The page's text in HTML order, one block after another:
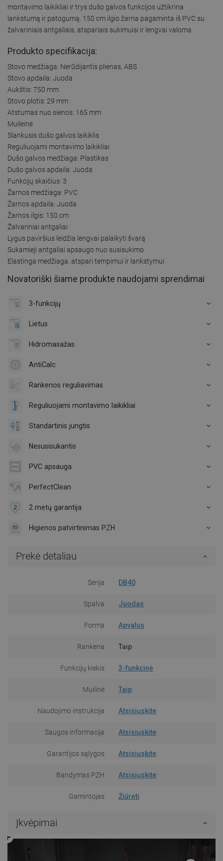
montavimo laikikliai ir trys dušo galvos funkcijos užtikrina
lankstumą ir patogumą. 150 cm ilgio žarna pagaminta iš PVC su
žalvariniais antgaliais, atspariais sukimuisi ir lengvai valoma.
Produkto specifikacija:
Stovo medžiaga: Nerūdijantis plienas, ABS
Stovo apdaila: Juoda
Aukštis: 750 mm
Stovo plotis: 29 mm
Atstumas nuo sienos: 165 mm
Muileinė
Slankusis dušo galvos laikiklis
Reguliuojami montavimo laikikliai
Dušo galvos medžiaga: Plastikas
Dušo galvos apdaila: Juoda
Funkcijų skaičius: 3
Žarnos medžiaga: PVC
Žarnos apdaila: Juoda
Žarnos ilgis: 150 cm
Žalvariniai antgaliai
Lygus paviršius leidžia lengvai palaikyti švarą
Sukamieji antgaliai apsaugo nuo susisukimo
Elastinga medžiaga, atspari tempimui ir lankstymui
Novatoriški šiame produkte naudojami sprendimai
3-funkcijų
Lietus
Hidromasažas
AntiCalc
Rankenos reguliavimas
Reguliuojami montavimo laikikliai
Standartinis jungtis
Nesusisukantis
PVC apsauga
PerfectClean
2 metų garantija
Higienos patvirtinimas PZH
Prekė detaliau
Serija DB40
Spalva Juodas
Forma Apvalus
Rankena Taip
Funkcijų kiekis 3-funkcinė
Muilinė Taip
Naudojimo instrukcija Atsisiųskite
Saugos informacija Atsisiųskite
Garantijos sąlygos Atsisiųskite
Bandymas PZH Atsisiųskite
Gamintojas Žiūrėti
Įkvėpimai